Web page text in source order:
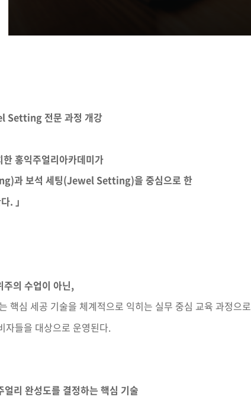
전문 과정 개강
한 홍익주얼리아카데미가
과 보석 세팅(Jewel Setting)을 중심으로 한
. 」
의 수업이 아닌,
핵심 세공 기술을 체계적으로 익히는 실무 중심 교육 과정으로
자들을 대상으로 운영된다.
리 완성도를 결정하는 핵심 기술